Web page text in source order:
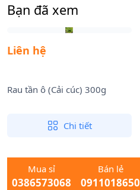
Bạn đã xem
Liên hệ
Rau tần ô (Cải cúc) 300g
Chi tiết
Mua sỉ
0386573068
Bán lẻ
0911018650